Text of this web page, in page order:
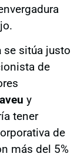
se sitúa justo
de
y
tener
de
más del 5%